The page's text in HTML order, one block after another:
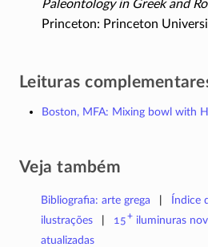
Paleontology in Greek and
Princeton: Princeton
Leituras
Boston, MFA: Mixing bowl with
Veja também
Bibliografia: arte grega
Índice
ilustrações
15+ iluminuras
atualizadas